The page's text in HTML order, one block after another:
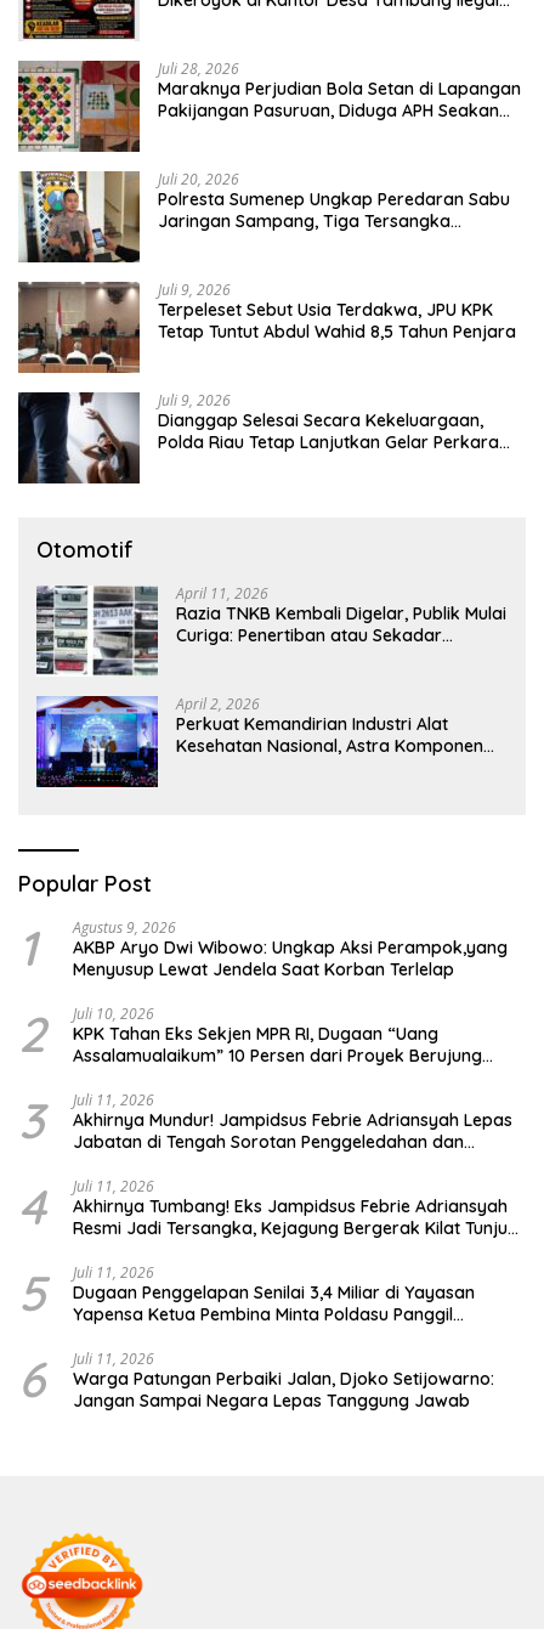
Juli 28, 2026
Maraknya Perjudian Bola Setan di Lapangan
Pakijangan Pasuruan, Diduga APH Seakan
Juli 20, 2026
Polresta Sumenep Ungkap Peredaran Sabu
Jaringan Sampang, Tiga Tersangka
Juli 9, 2026
Terpeleset Sebut Usia Terdakwa, JPU KPK
Tetap Tuntut Abdul Wahid 8,5 Tahun Penjara
Juli 9, 2026
Dianggap Selesai Secara Kekeluargaan,
Polda Riau Tetap Lanjutkan Gelar Perkara
Otomotif
April 11, 2026
Razia TNKB Kembali Digelar, Publik Mulai
Curiga: Penertiban atau Sekadar
April 2, 2026
Perkuat Kemandirian Industri Alat
Kesehatan Nasional, Astra Komponen
Popular Post
1 Agustus 9, 2026
AKBP Aryo Dwi Wibowo: Ungkap Aksi Perampok,yang
Menyusup Lewat Jendela Saat Korban Terlelap
2 Juli 10, 2026
KPK Tahan Eks Sekjen MPR RI, Dugaan “Uang
Assalamualaikum” 10 Persen dari Proyek Berujung
3 Juli 11, 2026
Akhirnya Mundur! Jampidsus Febrie Adriansyah Lepas
Jabatan di Tengah Sorotan Penggeledahan dan
4 Juli 11, 2026
Akhirnya Tumbang! Eks Jampidsus Febrie Adriansyah
Resmi Jadi Tersangka, Kejagung Bergerak Kilat Tunjuk
5 Juli 11, 2026
Dugaan Penggelapan Senilai 3,4 Miliar di Yayasan
Yapensa Ketua Pembina Minta Poldasu Panggil
6 Juli 11, 2026
Warga Patungan Perbaiki Jalan, Djoko Setijowarno:
Jangan Sampai Negara Lepas Tanggung Jawab